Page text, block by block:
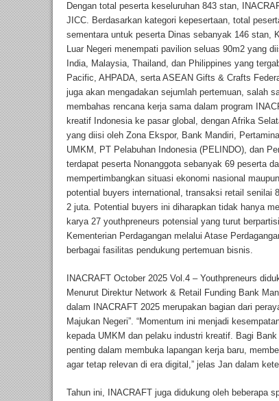
Dengan total peserta keseluruhan 843 stan,
JICC. Berdasarkan kategori kepesertaan, total
sementara untuk peserta Dinas sebanyak 146 stan,
Luar Negeri menempati pavilion seluas 90m2 yang
India, Malaysia, Thailand, dan Philippines yang
Pacific, AHPADA, serta ASEAN Gifts & Crafts
juga akan mengadakan sejumlah pertemuan, salah
membahas rencana kerja sama dalam program
kreatif Indonesia ke pasar global, dengan Afrika
yang diisi oleh Zona Ekspor, Bank Mandiri,
UMKM, PT Pelabuhan Indonesia (PELINDO), dan
terdapat peserta Nonanggota sebanyak 69 peserta
mempertimbangkan situasi ekonomi nasional
potential buyers international, transaksi retail senilai
2 juta. Potential buyers ini diharapkan tidak hanya
karya 27 youthpreneurs potensial yang turut
Kementerian Perdagangan melalui Atase
berbagai fasilitas pendukung pertemuan bisnis.
INACRAFT October 2025 Vol.4 – Youthpreneurs
Menurut Direktur Network & Retail Funding Bank
dalam INACRAFT 2025 merupakan bagian dari
Majukan Negeri”. “Momentum ini menjadi
kepada UMKM dan pelaku industri kreatif. Bagi
penting dalam membuka lapangan kerja baru,
agar tetap relevan di era digital,” jelas Jan dalam
Tahun ini, INACRAFT juga didukung oleh beberapa